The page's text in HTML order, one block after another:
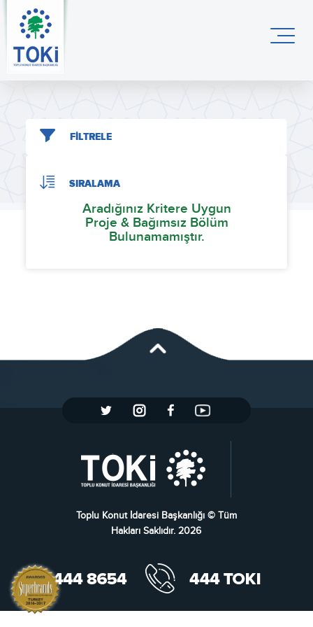
FİLTRELE
SIRALAMA
Aradığınız Kritere Uygun
Proje & Bağımsız Bölüm
Bulunamamıştır.
Toplu Konut İdaresi Başkanlığı © Tüm
Hakları Saklıdır. 2026